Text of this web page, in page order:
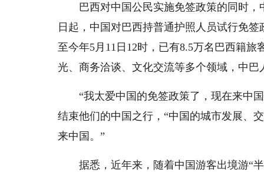
巴西对中国公民实施免签政策的同时
日起，中国对巴西持普通护照人员试行免
至今年5月11日12时，已有8.5万名巴西籍
光、商务洽谈、文化交流等多个领域，中
“我太爱中国的免签政策了，现在来中
结束他们的中国之行，“中国的城市发展、
来中国。”
据悉，近年来，随着中国游客出境游“